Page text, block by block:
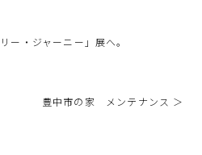
ー・ジャーニー」展へ。
豊中市の家 メンテナンス ＞